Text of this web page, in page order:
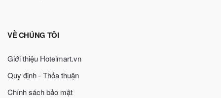
VỀ CHÚNG TÔI
Giới thiệu Hotelmart.vn
Quy định - Thỏa thuận
Chính sách bảo mật